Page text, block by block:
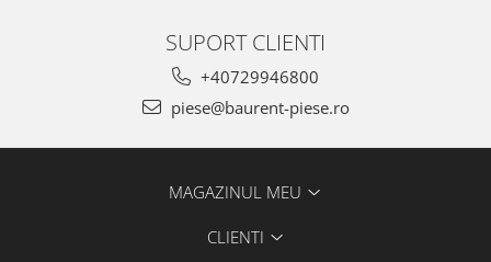
SUPORT CLIENTI
+40729946800
piese@baurent-piese.ro
MAGAZINUL MEU
CLIENTI